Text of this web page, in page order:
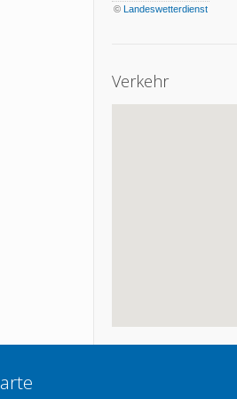
©Landeswetterdienst
Verkehr